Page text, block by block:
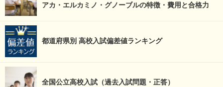
アカ・エルカミノ・グノーブルの特徴・費用と合格力
都道府県別 高校入試偏差値ランキング
全国公立高校入試（過去入試問題・正答）